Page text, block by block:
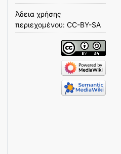
Άδεια χρήσης
περιεχομένου: CC-BY-SA